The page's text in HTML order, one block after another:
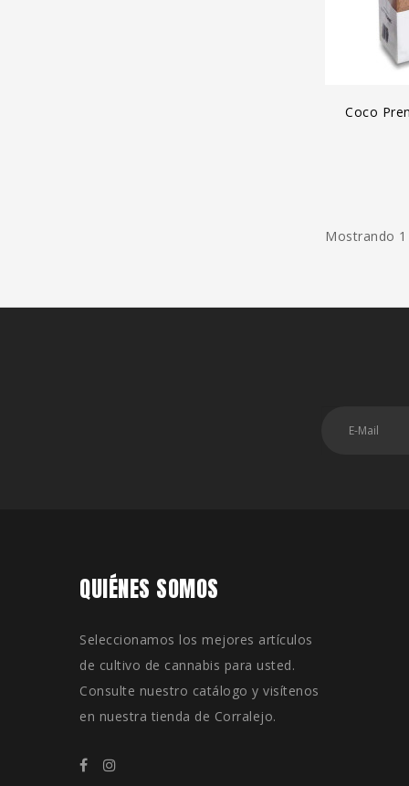
Coco
Mostrando
QUIÉNES SOMOS
Seleccionamos los mejores artículos
de cultivo de cannabis para usted.
Consulte nuestro catálogo y visítenos
en nuestra tienda de Corralejo.